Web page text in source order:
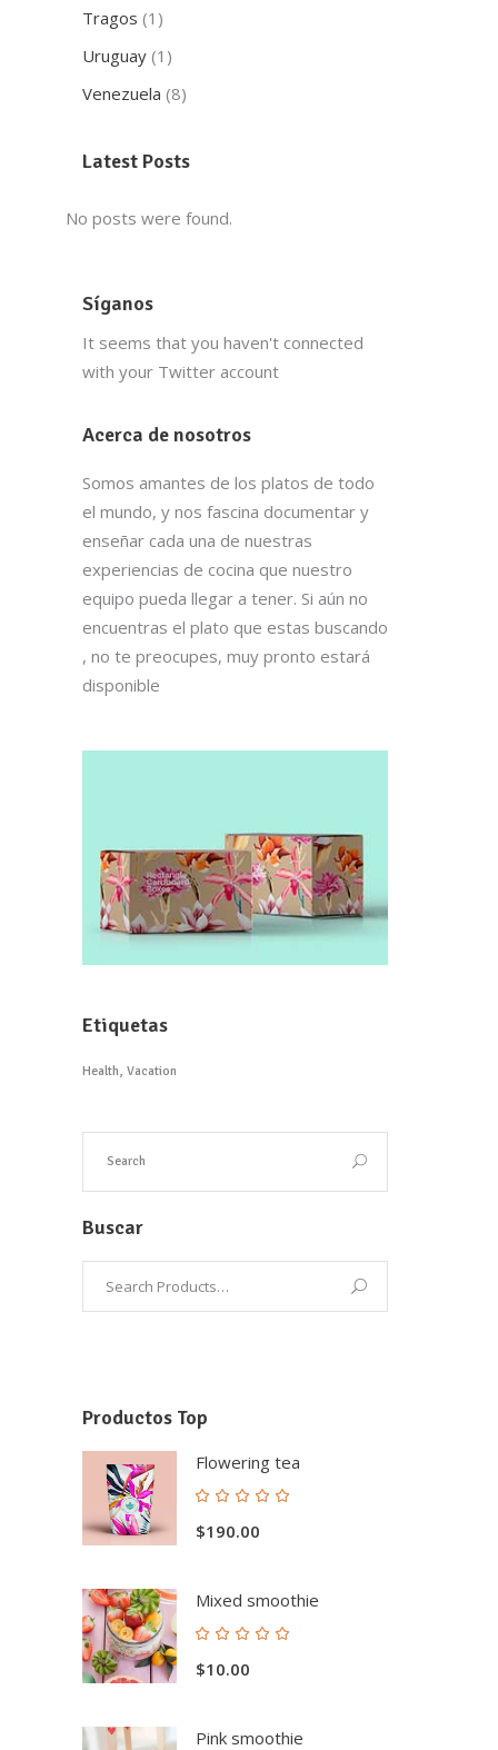
Tragos (1)
Uruguay (1)
Venezuela (8)
Latest Posts
No posts were found.
Síganos
It seems that you haven't connected
with your Twitter account
Acerca de nosotros
Somos amantes de los platos de todo
el mundo, y nos fascina documentar y
enseñar cada una de nuestras
experiencias de cocina que nuestro
equipo pueda llegar a tener. Si aún no
encuentras el plato que estas buscando
, no te preocupes, muy pronto estará
disponible
Etiquetas
Health Vacation
Buscar
Productos Top
Flowering tea
5.00
$190.00
Mixed smoothie
5.00
$10.00
Pink smoothie